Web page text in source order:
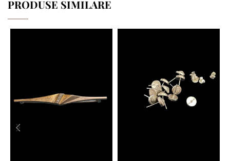
PRODUSE SIMILARE